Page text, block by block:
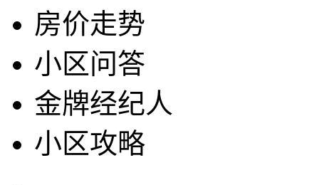
房价走势
小区问答
金牌经纪人
小区攻略